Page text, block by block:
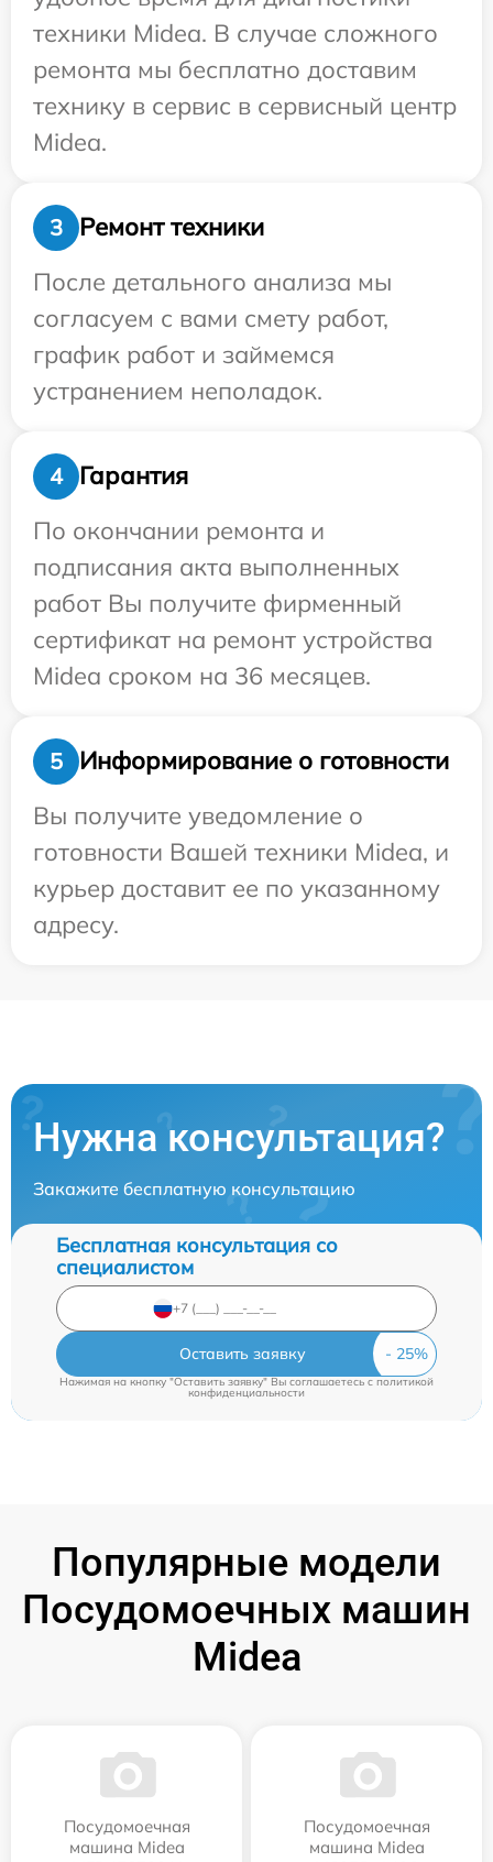
техники Midea. В случае сложного
ремонта мы бесплатно доставим
технику в сервис в сервисный центр
Midea.
3
Ремонт техники
После детального анализа мы
согласуем с вами смету работ,
график работ и займемся
устранением неполадок.
4
Гарантия
По окончании ремонта и
подписания акта выполненных
работ Вы получите фирменный
сертификат на ремонт устройства
Midea сроком на 36 месяцев.
5
Информирование о готовности
Вы получите уведомление о
готовности Вашей техники Midea, и
курьер доставит ее по указанному
адресу.
Нужна консультация?
Закажите бесплатную консультацию
Бесплатная консультация со
специалистом
Оставить заявку
Нажимая на кнопку "Оставить заявку" Вы соглашаетесь cполитикой
конфиденциальности
Популярные модели
Посудомоечных машин
Midea
Посудомоечная
машина Midea
Посудомоечная
машина Midea